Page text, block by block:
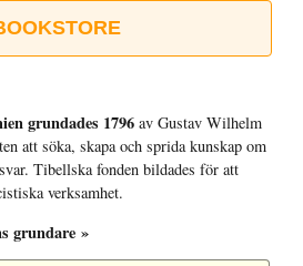
grundades 1796 av Gustav Wilhelm
att söka, skapa och sprida kunskap om
Tibellska fonden bildades för att
verksamhet.
grundare »